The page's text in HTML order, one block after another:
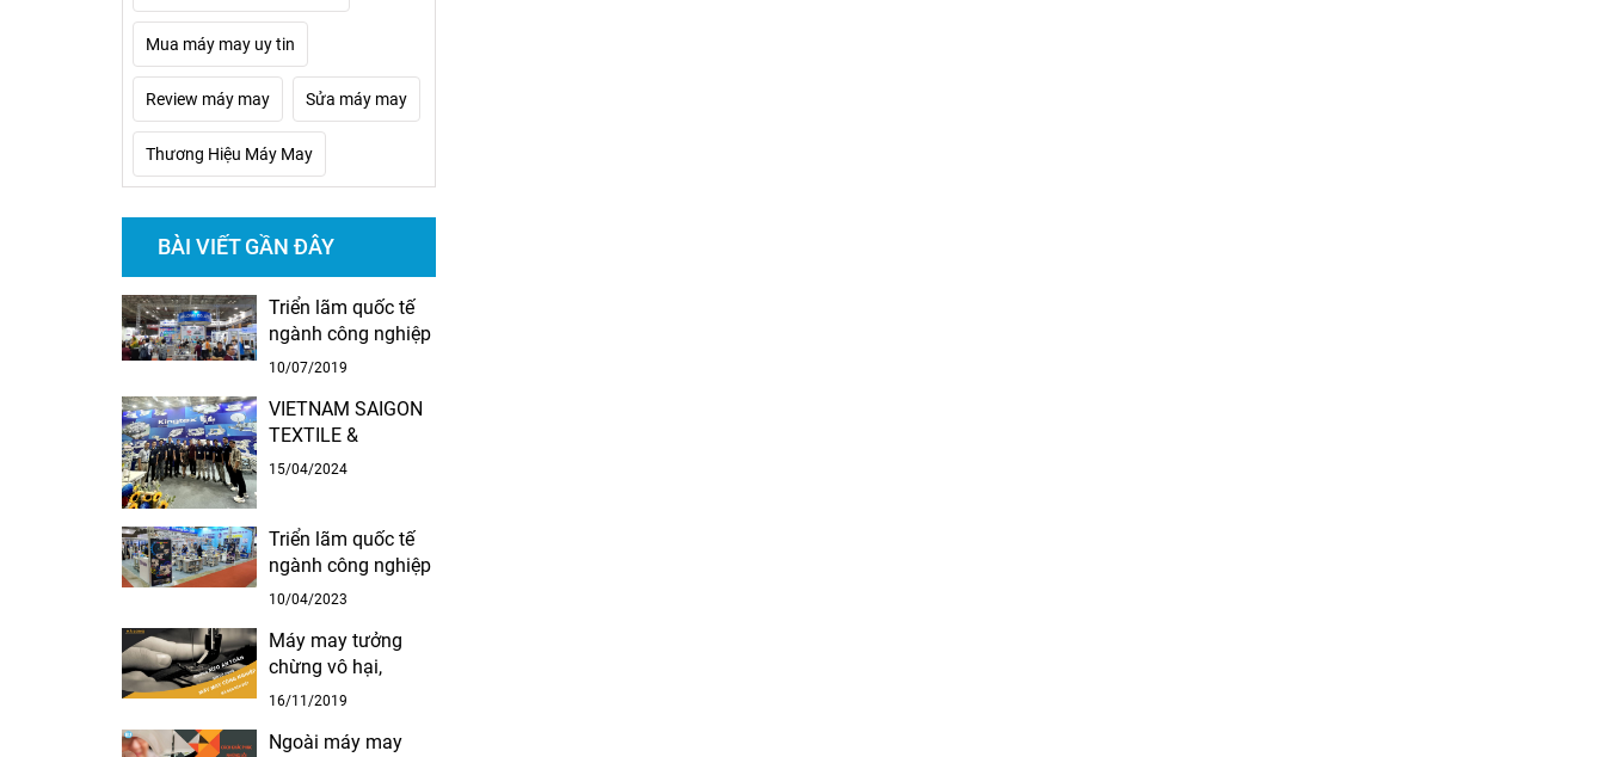
Mua máy may uy tin
Review máy may Sửa máy may
Thương Hiệu Máy May
BÀI VIẾT GẦN ĐÂY
Triển lãm quốc tế
ngành công nghiệp
dệp & may – Thiết
liệu 2019
10/07/2019
VIETNAM SAIGON
TEXTILE &
GARMENT
GARMENT
ACCESSORIES
EXPO 2024 THỜI
10/04/2024 ĐẾN
13/04/2024 ĐỊA
ĐIỂM: TRUNG TÂM
GÒN SECC , 799
15/04/2024
Triển lãm quốc tế
ngành công nghiệp
dệp & may – Thiết
liệu 2023
10/04/2023
Máy may tưởng
chừng vô hại,
nhưng nếu không
cách, nó có thể gây
16/11/2019
Ngoài máy may